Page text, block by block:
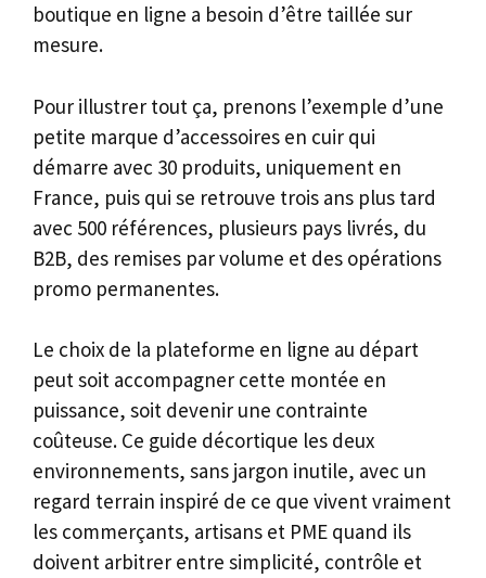
boutique en ligne a besoin d’être taillée sur
mesure.
Pour illustrer tout ça, prenons l’exemple d’une
petite marque d’accessoires en cuir qui
démarre avec 30 produits, uniquement en
France, puis qui se retrouve trois ans plus tard
avec 500 références, plusieurs pays livrés, du
B2B, des remises par volume et des opérations
promo permanentes.
Le choix de la plateforme en ligne au départ
peut soit accompagner cette montée en
puissance, soit devenir une contrainte
coûteuse. Ce guide décortique les deux
environnements, sans jargon inutile, avec un
regard terrain inspiré de ce que vivent vraiment
les commerçants, artisans et PME quand ils
doivent arbitrer entre simplicité, contrôle et